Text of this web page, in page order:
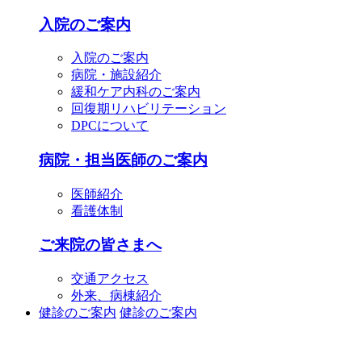
入院のご案内
入院のご案内
病院・施設紹介
緩和ケア内科のご案内
回復期リハビリテーション
DPCについて
病院・担当医師のご案内
医師紹介
看護体制
ご来院の皆さまへ
交通アクセス
外来、病棟紹介
健診のご案内 健診のご案内